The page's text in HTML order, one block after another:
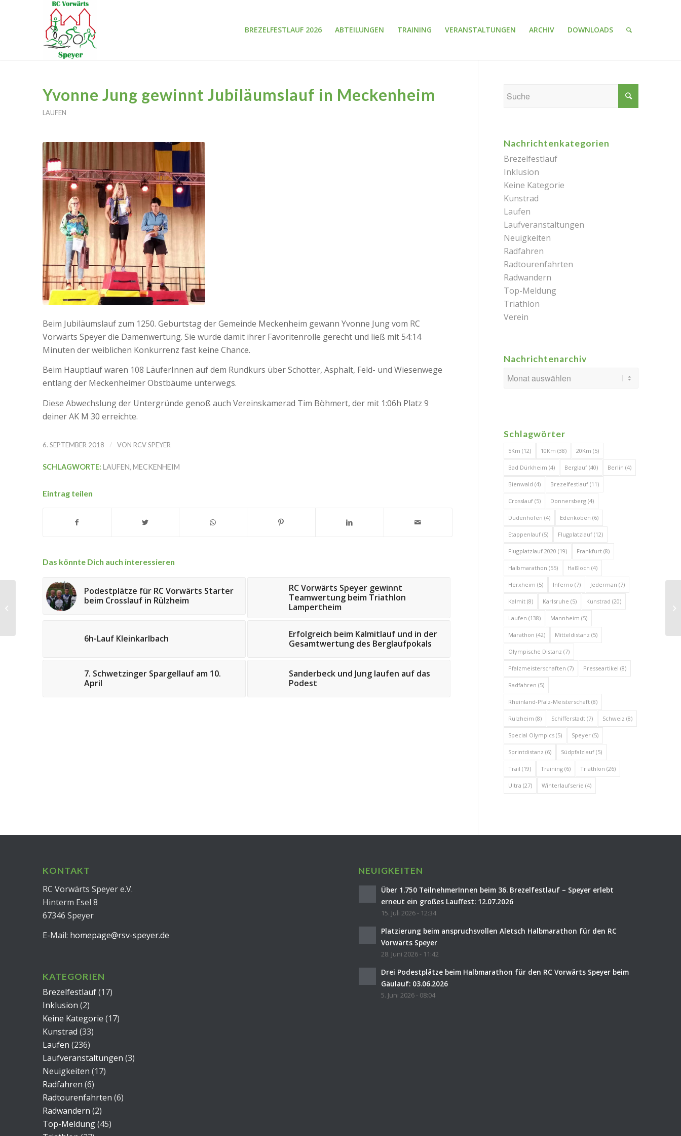
BREZELFESTLAUF 2026 ABTEILUNGEN TRAINING VERANSTALTUNGEN ARCHIV DOWNLOADS
Yvonne Jung gewinnt Jubiläumslauf in Meckenheim
LAUFEN
Beim Jubiläumslauf zum 1250. Geburtstag der Gemeinde Meckenheim gewann Yvonne Jung vom RC
Vorwärts Speyer die Damenwertung. Sie wurde damit ihrer Favoritenrolle gerecht und ließ mit 54:14
Minuten der weiblichen Konkurrenz fast keine Chance.
Beim Hauptlauf waren 108 LäuferInnen auf dem Rundkurs über Schotter, Asphalt, Feld- und Wiesenwege
entlang der Meckenheimer Obstbäume unterwegs.
Diese Abwechslung der Untergründe genoß auch Vereinskamerad Tim Böhmert, der mit 1:06h Platz 9
deiner AK M 30 erreichte.
6. SEPTEMBER 2018 / VON RCV SPEYER
SCHLAGWORTE: LAUFEN, MECKENHEIM
Eintrag teilen
Das könnte Dich auch interessieren
Podestplätze für RC Vorwärts Starter
beim Crosslauf in Rülzheim
RC Vorwärts Speyer gewinnt
Teamwertung beim Triathlon
Lampertheim
6h-Lauf Kleinkarlbach
Erfolgreich beim Kalmitlauf und in der
Gesamtwertung des Berglaufpokals
7. Schwetzinger Spargellauf am 10.
April
Sanderbeck und Jung laufen auf das
Podest
Nachrichtenkategorien
Brezelfestlauf
Inklusion
Keine Kategorie
Kunstrad
Laufen
Laufveranstaltungen
Neuigkeiten
Radfahren
Radtourenfahrten
Radwandern
Top-Meldung
Triathlon
Verein
Nachrichtenarchiv
Schlagwörter
5Km (12) 10Km (38) 20Km (5)
Bad Dürkheim (4) Berglauf(40) Berlin (4)
Bienwald (4) Brezelfestlauf(11)
Crosslauf(5) Donnersberg(4)
Dudenhofen (4) Edenkoben (6)
Etappenlauf(5) Flugplatzlauf(12)
Flugplatzlauf 2020 (19) Frankfurt(8)
Halbmarathon (55) Haßloch (4)
Herxheim (5) Inferno (7) Jederman (7)
Kalmit(8) Karlsruhe (5) Kunstrad (20)
Laufen (138) Mannheim (5)
Marathon (42) Mitteldistanz (5)
Olympische Distanz (7)
Pfalzmeisterschaften (7) Presseartikel (8)
Radfahren (5)
Rheinland-Pfalz-Meisterschaft(8)
Rülzheim (8) Schifferstadt(7) Schweiz (8)
Special Olympics(5) Speyer(5)
Sprintdistanz (6) Südpfalzlauf(5)
Trail (19) Training(6) Triathlon (26)
Ultra (27) Winterlaufserie (4)
KONTAKT
RC Vorwärts Speyer e.V.
Hinterm Esel 8
67346 Speyer
E-Mail: homepage@rsv-speyer.de
KATEGORIEN
Brezelfestlauf(17)
Inklusion (2)
Keine Kategorie (17)
Kunstrad (33)
Laufen (236)
Laufveranstaltungen (3)
Neuigkeiten (17)
Radfahren (6)
Radtourenfahrten (6)
Radwandern (2)
Top-Meldung(45)
NEUIGKEITEN
Über 1.750 TeilnehmerInnen beim 36. Brezelfestlauf – Speyer erlebt
erneut ein großes Lauffest: 12.07.2026
15. Juli 2026 - 12:34
Platzierung beim anspruchsvollen Aletsch Halbmarathon für den RC
Vorwärts Speyer
28. Juni 2026 - 11:42
Drei Podestplätze beim Halbmarathon für den RC Vorwärts Speyer beim
Gäulauf: 03.06.2026
5. Juni 2026 - 08:04
Die Rheinpfalz vom 5.
September 2018 über
die Kunstradabteilung